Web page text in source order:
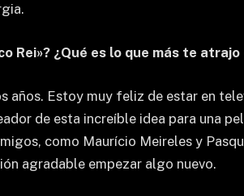
Rei»? ¿Qué es lo que más te
años. Estoy muy feliz de estar en
de esta increíble idea para una
como Maurício Meireles y
agradable empezar algo nuevo.